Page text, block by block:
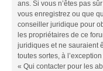
ans. Si vous n’êtes pas
vous enregistrez ou que
conseiller juridique pour
les propriétaires de ce
juridiques et ne sauraient
toutes sortes, à
« Qui contacter pour les